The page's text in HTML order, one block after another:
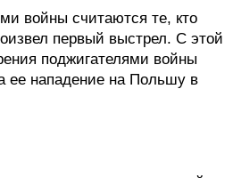
войны считаются те, кто
пеpвый выстpел. С этой
поджигателями войны
ее нападение на Польшу в